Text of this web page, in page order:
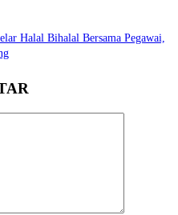
Halal Bihalal Bersama Pegawai,